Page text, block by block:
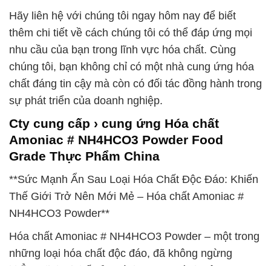
Hãy liên hệ với chúng tôi ngay hôm nay để biết
thêm chi tiết về cách chúng tôi có thể đáp ứng mọi
nhu cầu của bạn trong lĩnh vực hóa chất. Cùng
chúng tôi, bạn không chỉ có một nhà cung ứng hóa
chất đáng tin cậy mà còn có đối tác đồng hành trong
sự phát triển của doanh nghiệp.
Cty cung cấp › cung ứng Hóa chất
Amoniac # NH4HCO3 Powder Food
Grade Thực Phẩm China
**Sức Mạnh Ẩn Sau Loại Hóa Chất Độc Đáo: Khiến
Thế Giới Trở Nên Mới Mẻ – Hóa chất Amoniac #
NH4HCO3 Powder**
Hóa chất Amoniac # NH4HCO3 Powder – một trong
những loại hóa chất độc đáo, đã không ngừng